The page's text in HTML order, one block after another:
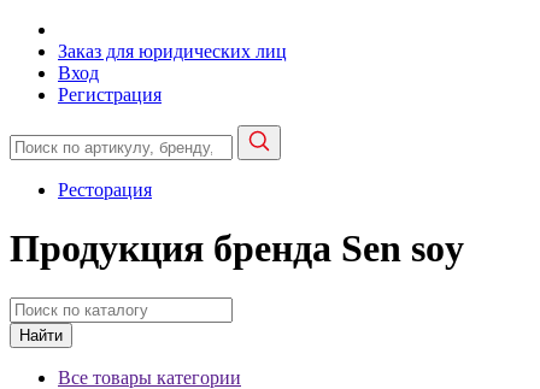
Заказ для юридических лиц
Вход
Регистрация
Ресторация
Продукция бренда Sen soy
Найти
Все товары категории